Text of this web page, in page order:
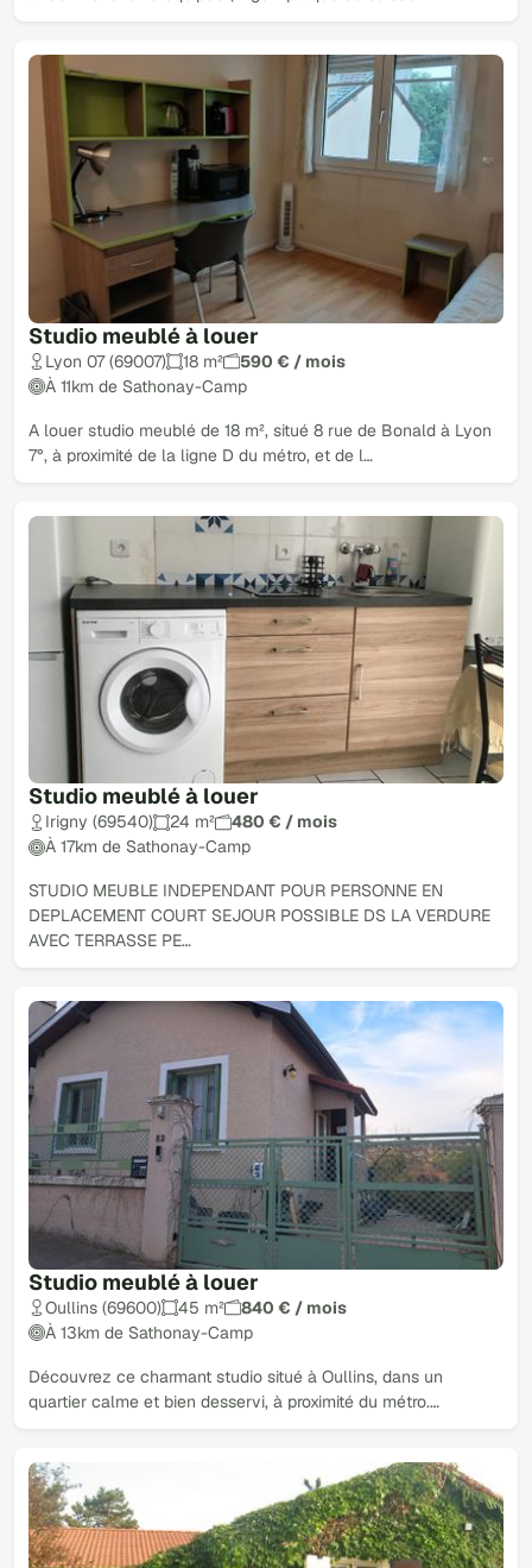
Studio meublé à louer
Lyon 07 (69007) 18 m²
590 € / mois
À 11km de Sathonay-Camp
A louer studio meublé de 18 m², situé 8 rue de Bonald à Lyon
7°, à proximité de la ligne D du métro, et de l…
Studio meublé à louer
Irigny (69540) 24 m²
480 € / mois
À 17km de Sathonay-Camp
STUDIO MEUBLE INDEPENDANT POUR PERSONNE EN
DEPLACEMENT COURT SEJOUR POSSIBLE DS LA VERDURE
AVEC TERRASSE PE…
Studio meublé à louer
Oullins (69600) 45 m²
840 € / mois
À 13km de Sathonay-Camp
Découvrez ce charmant studio situé à Oullins, dans un
quartier calme et bien desservi, à proximité du métro.…